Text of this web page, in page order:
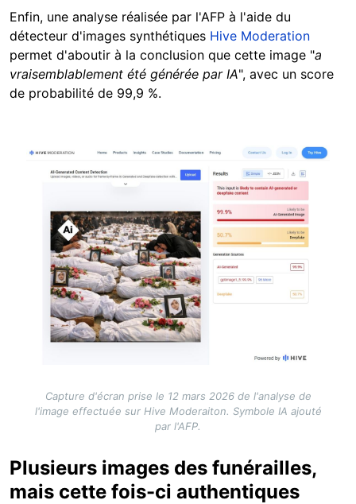
Enfin, une analyse réalisée par l'AFP à l'aide du
détecteur d'images synthétiques Hive Moderation
permet d'aboutir à la conclusion que cette image "a
vraisemblablement été générée par IA", avec un score
de probabilité de 99,9 %.
Image
Capture d'écran prise le 12 mars 2026 de l'analyse de
l'image effectuée sur Hive Moderaiton. Symbole IA ajouté
par l'AFP.
Plusieurs images des funérailles,
mais cette fois-ci authentiques